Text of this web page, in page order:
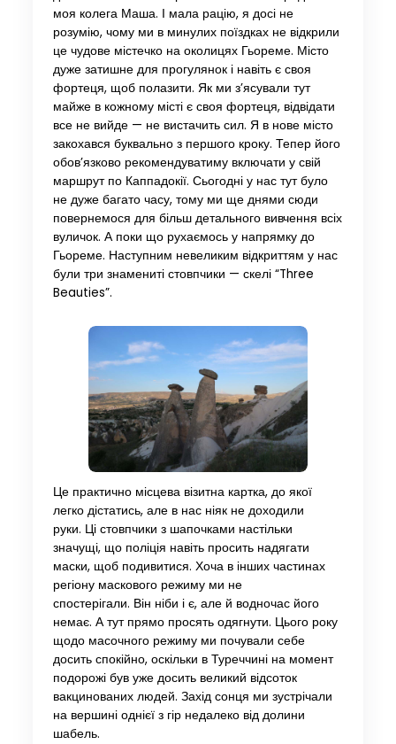
моя колега Маша. І мала рацію, я досі не
розумію, чому ми в минулих поїздках не відкрили
це чудове містечко на околицях Гьореме. Місто
дуже затишне для прогулянок і навіть є своя
фортеця, щоб полазити. Як ми з’ясували тут
майже в кожному місті є своя фортеця, відвідати
все не вийде — не вистачить сил. Я в нове місто
закохався буквально з першого кроку. Тепер його
обов’язково рекомендуватиму включати у свій
маршрут по Каппадокії. Сьогодні у нас тут було
не дуже багато часу, тому ми ще днями сюди
повернемося для більш детального вивчення всіх
вуличок. А поки що рухаємось у напрямку до
Гьореме. Наступним невеликим відкриттям у нас
були три знамениті стовпчики — скелі “Three
Beauties”.
Це практично місцева візитна картка, до якої
легко дістатись, але в нас ніяк не доходили
руки. Ці стовпчики з шапочками настільки
значущі, що поліція навіть просить надягати
маски, щоб подивитися. Хоча в інших частинах
регіону маскового режиму ми не
спостерігали. Він ніби і є, але й водночас його
немає. А тут прямо просять одягнути. Цього року
щодо масочного режиму ми почували себе
досить спокійно, оскільки в Туреччині на момент
подорожі був уже досить великий відсоток
вакцинованих людей. Захід сонця ми зустрічали
на вершині однієї з гір недалеко від долини
шабель.